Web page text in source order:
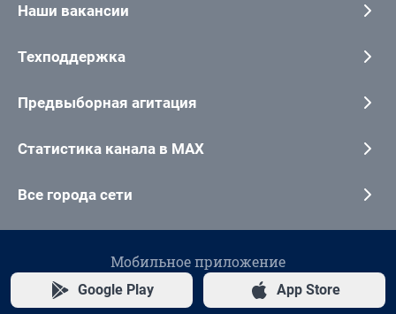
Наши вакансии
Техподдержка
Предвыборная агитация
Статистика канала в MAX
Все города сети
Мобильное приложение
Google Play App Store